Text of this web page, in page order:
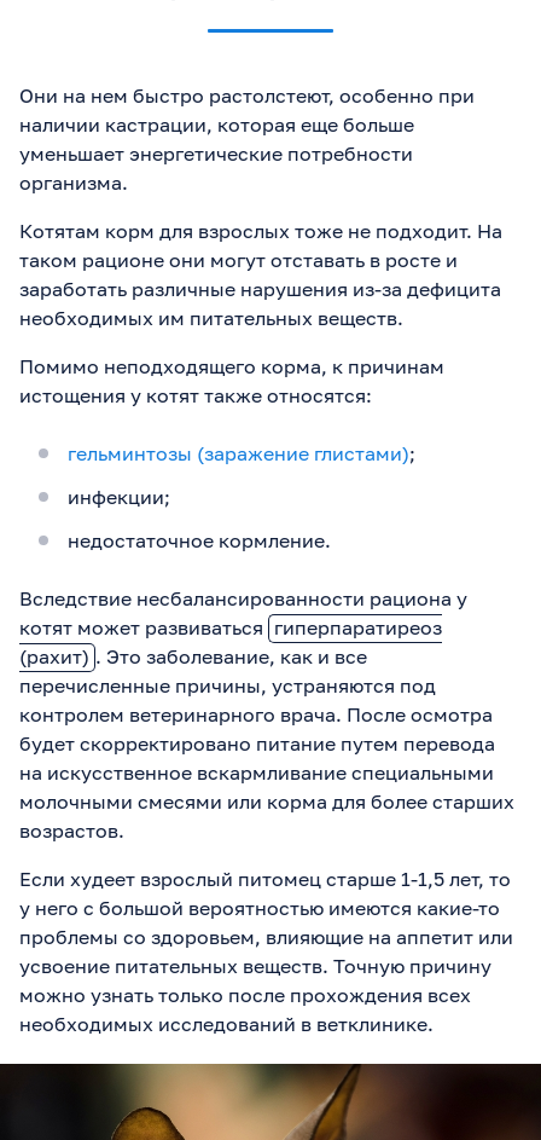
Они на нем быстро растолстеют, особенно при
наличии кастрации, которая еще больше
уменьшает энергетические потребности
организма.
Котятам корм для взрослых тоже не подходит. На
таком рационе они могут отставать в росте и
заработать различные нарушения из-за дефицита
необходимых им питательных веществ.
Помимо неподходящего корма, к причинам
истощения у котят также относятся:
гельминтозы (заражение глистами);
инфекции;
недостаточное кормление.
Вследствие несбалансированности рациона у
котят может развиваться гиперпаратиреоз
(рахит) . Это заболевание, как и все
перечисленные причины, устраняются под
контролем ветеринарного врача. После осмотра
будет скорректировано питание путем перевода
на искусственное вскармливание специальными
молочными смесями или корма для более старших
возрастов.
Если худеет взрослый питомец старше 1-1,5 лет, то
у него с большой вероятностью имеются какие-то
проблемы со здоровьем, влияющие на аппетит или
усвоение питательных веществ. Точную причину
можно узнать только после прохождения всех
необходимых исследований в ветклинике.